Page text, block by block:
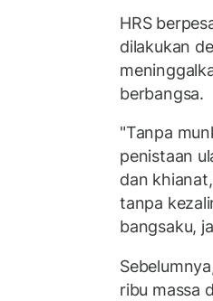
HRS
dilakukan
berbangsa.
"Tanpa
penistaan
dan
tanpa
bangsaku,
ribu massa